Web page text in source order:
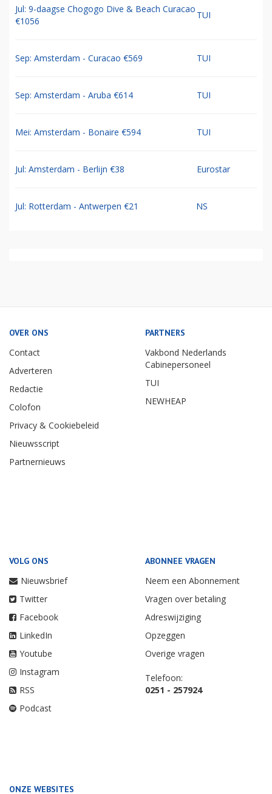
Jul: 9-daagse Chogogo Dive & Beach Curacao
€1056
TUI
Sep: Amsterdam - Curacao €569 TUI
Sep: Amsterdam - Aruba €614 TUI
Mei: Amsterdam - Bonaire €594 TUI
Jul: Amsterdam - Berlijn €38 Eurostar
Jul: Rotterdam - Antwerpen €21 NS
OVER ONS
Contact
Adverteren
Redactie
Colofon
Privacy & Cookiebeleid
Nieuwsscript
Partnernieuws
PARTNERS
Vakbond Nederlands
Cabinepersoneel
TUI
NEWHEAP
VOLG ONS
Nieuwsbrief
Twitter
Facebook
LinkedIn
Youtube
Instagram
RSS
Podcast
ABONNEE VRAGEN
Neem een Abonnement
Vragen over betaling
Adreswijziging
Opzeggen
Overige vragen
Telefoon:
0251 - 257924
ONZE WEBSITES